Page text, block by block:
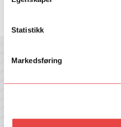
Statistikk
Markedsføring
Motta nyhetsbrev
E-post